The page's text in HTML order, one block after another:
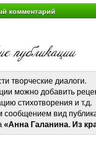
творческие диалоги.
можно добавить
стихотворения и т.д.
вид
«Анна Галанина. Из